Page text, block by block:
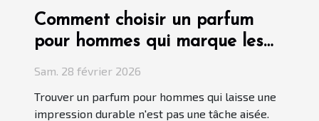
Comment choisir un parfum
pour hommes qui marque les
esprits ?
Sam. 28 février 2026
Trouver un parfum pour hommes qui laisse une
impression durable n'est pas une tâche aisée.